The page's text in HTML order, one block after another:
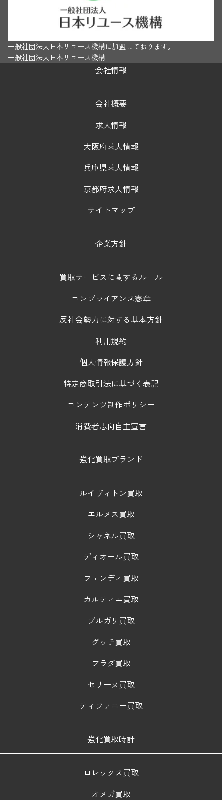
一般社団法人日本リユース機構に加盟しております。
一般社団法人日本リユース機構
会社情報
会社概要
求人情報
大阪府求人情報
兵庫県求人情報
京都府求人情報
サイトマップ
企業方針
買取サービスに関するルール
コンプライアンス憲章
反社会勢力に対する基本方針
利用規約
個人情報保護方針
特定商取引法に基づく表記
コンテンツ制作ポリシー
消費者志向自主宣言
強化買取ブランド
ルイヴィトン買取
エルメス買取
シャネル買取
ディオール買取
フェンディ買取
カルティエ買取
ブルガリ買取
グッチ買取
プラダ買取
セリーヌ買取
ティファニー買取
強化買取時計
ロレックス買取
オメガ買取